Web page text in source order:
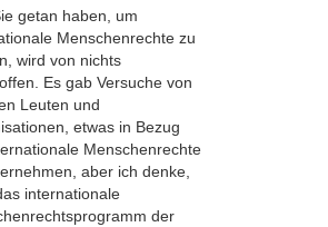
getan haben, um
Menschenrechte zu
wird von nichts
Es gab Versuche von
Leuten und
etwas in Bezug
Menschenrechte
aber ich denke,
internationale
der